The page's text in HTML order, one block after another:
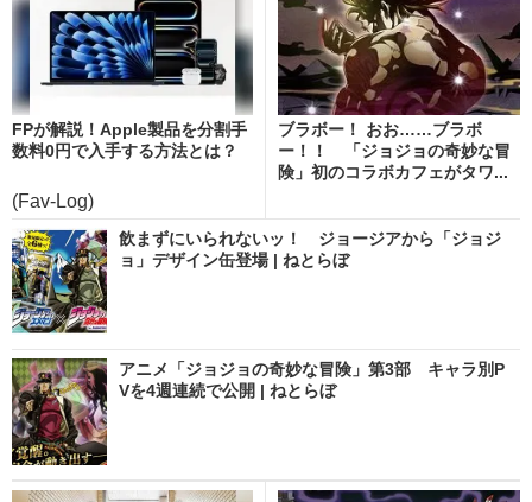
FPが解説！Apple製品を分割手
数料0円で入手する方法とは？
(Fav-Log)
ブラボー！ おお……ブラボ
ー！！ 「ジョジョの奇妙な冒
険」初のコラボカフェがタワ...
飲まずにいられないッ！ ジョージアから「ジョジ
ョ」デザイン缶登場 | ねとらぼ
アニメ「ジョジョの奇妙な冒険」第3部 キャラ別P
Vを4週連続で公開 | ねとらぼ